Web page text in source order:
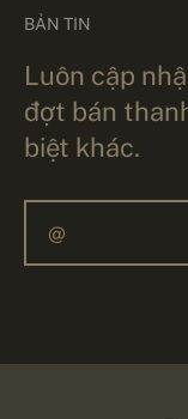
BẢN TIN
Luôn cập
đợt bán
biệt khác.